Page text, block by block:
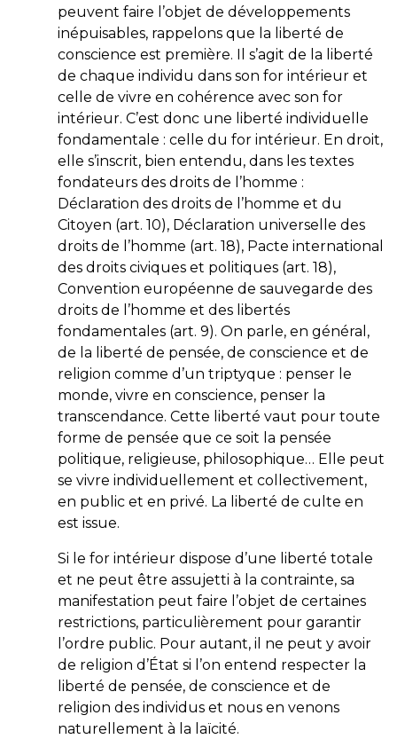
peuvent faire l’objet de développements
inépuisables, rappelons que la liberté de
conscience est première. Il s’agit de la liberté
de chaque individu dans son for intérieur et
celle de vivre en cohérence avec son for
intérieur. C’est donc une liberté individuelle
fondamentale : celle du for intérieur. En droit,
elle s’inscrit, bien entendu, dans les textes
fondateurs des droits de l’homme :
Déclaration des droits de l’homme et du
Citoyen (art. 10), Déclaration universelle des
droits de l’homme (art. 18), Pacte international
des droits civiques et politiques (art. 18),
Convention européenne de sauvegarde des
droits de l’homme et des libertés
fondamentales (art. 9). On parle, en général,
de la liberté de pensée, de conscience et de
religion comme d’un triptyque : penser le
monde, vivre en conscience, penser la
transcendance. Cette liberté vaut pour toute
forme de pensée que ce soit la pensée
politique, religieuse, philosophique… Elle peut
se vivre individuellement et collectivement,
en public et en privé. La liberté de culte en
est issue.
Si le for intérieur dispose d’une liberté totale
et ne peut être assujetti à la contrainte, sa
manifestation peut faire l’objet de certaines
restrictions, particulièrement pour garantir
l’ordre public. Pour autant, il ne peut y avoir
de religion d’État si l’on entend respecter la
liberté de pensée, de conscience et de
religion des individus et nous en venons
naturellement à la laïcité.